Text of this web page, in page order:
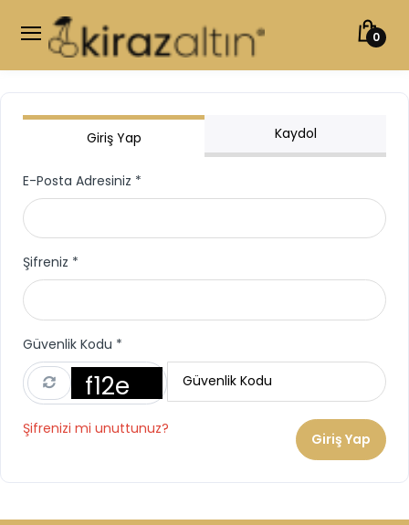
0
Giriş Yap Kaydol
E-Posta Adresiniz *
Şifreniz *
Güvenlik Kodu *
Şifrenizi mi unuttunuz?
Giriş Yap